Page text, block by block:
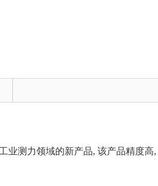
业测力领域的新产品, 该产品精度高,